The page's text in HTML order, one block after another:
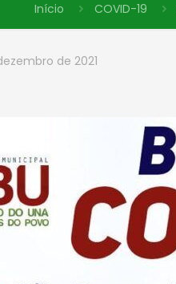
Início COVID-19
de 2021